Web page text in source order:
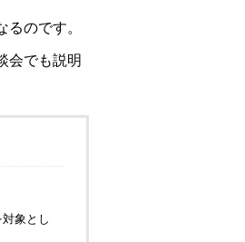
のです。
会でも説明
象とし